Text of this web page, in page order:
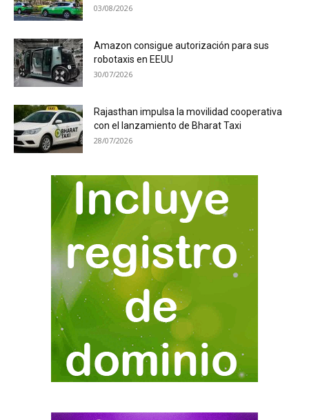
03/08/2026
Amazon consigue autorización para sus
robotaxis en EEUU
30/07/2026
Rajasthan impulsa la movilidad cooperativa
con el lanzamiento de Bharat Taxi
28/07/2026